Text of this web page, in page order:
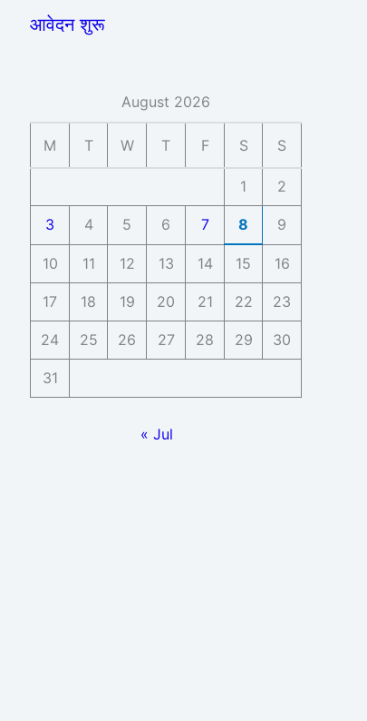
आवेदन शुरू
August 2026
M T W T F S S
1 2
3 4 5 6 7 8 9
10 11 12 13 14 15 16
17 18 19 20 21 22 23
24 25 26 27 28 29 30
31
« Jul